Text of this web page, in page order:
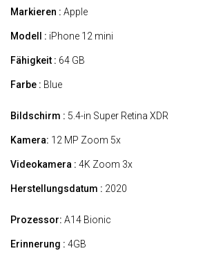
Markieren : Apple
Modell : iPhone 12 mini
Fähigkeit : 64 GB
Farbe : Blue
Bildschirm : 5.4-in Super Retina XDR
Kamera: 12 MP Zoom 5x
Videokamera : 4K Zoom 3x
Herstellungsdatum : 2020
Prozessor: A14 Bionic
Erinnerung : 4GB